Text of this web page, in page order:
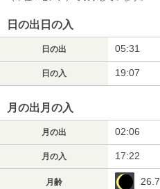
日の出日の入
日の出 05:31
日の入 19:07
月の出月の入
月の出 02:06
月の入 17:22
月齢 26.7